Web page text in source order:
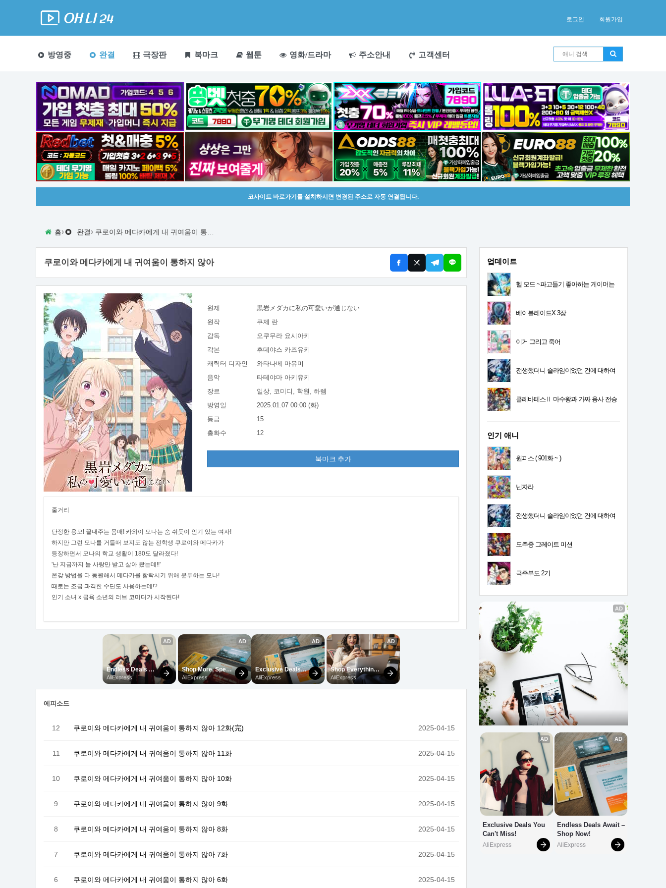
로그인 회원가입
방영중 완결 극장판 북마크 웹툰 영화/드라마 주소안내 고객센터
코사이트 바로가기를 설치하시면 변경된 주소로 자동 연결됩니다.
홈› 완결›
쿠로이와 메다카에게 내 귀여움이 통하지 않아
원제
黒岩メダカに私の可愛いが通じない
원작
쿠제 란
감독
오쿠무라 요시아키
각본
후데야스 카즈유키
캐릭터 디자인
와타나베 마유미
음악
타테야마 아키유키
장르
일상, 코미디, 학원, 하렘
방영일
2025.01.07 00:00 (화)
등급
15
총화수
12
북마크 추가
줄거리
단정한 용모! 끝내주는 몸매! 카와이 모나는 숨 쉬듯이 인기 있는 여자!
하지만 그런 모나를 거들떠 보지도 않는 전학생 쿠로이와 메다카가
등장하면서 모나의 학교 생활이 180도 달라졌다!
'난 지금까지 늘 사랑만 받고 살아 왔는데!!'
온갖 방법을 다 동원해서 메다카를 함락시키 위해 분투하는 모나!
때로는 조금 과격한 수단도 사용하는데!?
인기 소녀 x 금욕 소년의 러브 코미디가 시작된다!
에피소드
12 쿠로이와 메다카에게 내 귀여움이 통하지 않아 12화(完) 2025-04-15
11 쿠로이와 메다카에게 내 귀여움이 통하지 않아 11화 2025-04-15
10 쿠로이와 메다카에게 내 귀여움이 통하지 않아 10화 2025-04-15
9 쿠로이와 메다카에게 내 귀여움이 통하지 않아 9화 2025-04-15
8 쿠로이와 메다카에게 내 귀여움이 통하지 않아 8화 2025-04-15
7 쿠로이와 메다카에게 내 귀여움이 통하지 않아 7화 2025-04-15
6 쿠로이와 메다카에게 내 귀여움이 통하지 않아 6화 2025-04-15
업데이트
헬 모드 ~파고들기 좋아하는 게이머는
베이블레이드X 3장
이거 그리고 죽어
전생했더니 슬라임이었던 건에 대하여
클레바테스Ⅱ 마수왕과 가짜 용사 전승
인기 애니
원피스 ( 901화 ~ )
닌자라
전생했더니 슬라임이었던 건에 대하여
도주중 그레이트 미션
극주부도 2기